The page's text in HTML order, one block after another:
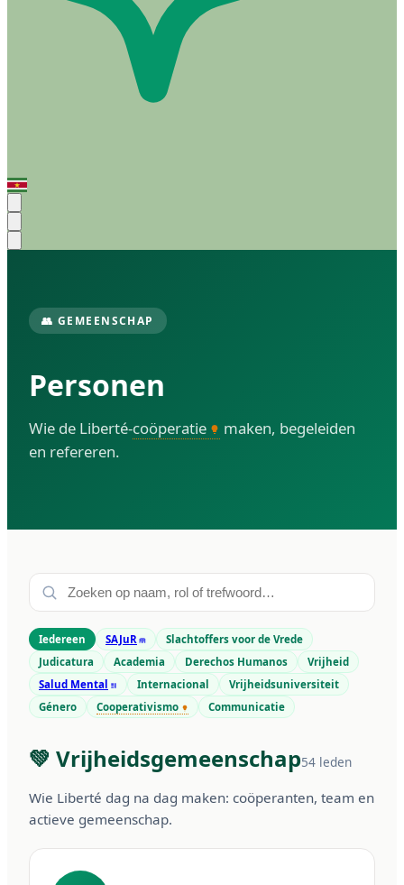
👥 GEMEENSCHAP
Personen
Wie de Liberté-coöperatie
maken, begeleiden
en refereren.
Iedereen SAJuR
Slachtoffers voor de Vrede
Judicatura
Academia Derechos Humanos
Vrijheid
Salud Mental
Internacional
Vrijheidsuniversiteit
Género
Cooperativismo Communicatie
💚 Vrijheidsgemeenschap54 leden
Wie Liberté dag na dag maken: coöperanten, team en
actieve gemeenschap.